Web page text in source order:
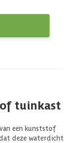
tuinkast
een kunststof
deze waterdicht